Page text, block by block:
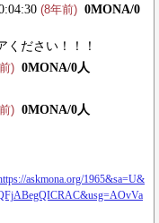
(8年前) 0MONA/0
ください！！！
) 0MONA/0人
) 0MONA/0人
askmona.org/1965&sa=U&